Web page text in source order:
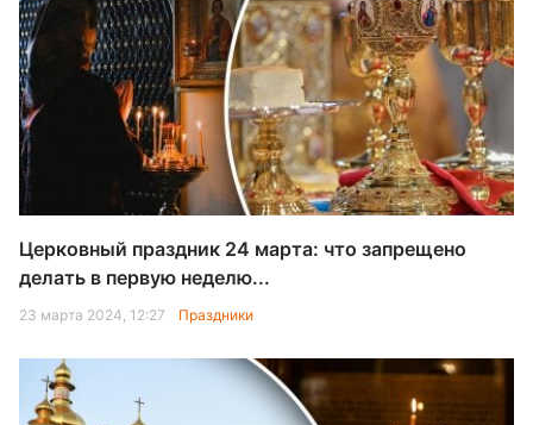
Церковный праздник 24 марта: что запрещено
делать в первую неделю...
23 марта 2024, 12:27 Праздники